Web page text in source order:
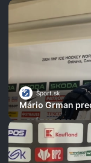
Šport.sk
Mário Grman